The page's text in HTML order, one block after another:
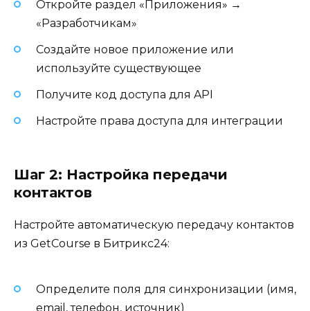
Откройте раздел «Приложения» →
«Разработчикам»
Создайте новое приложение или
используйте существующее
Получите код доступа для API
Настройте права доступа для интеграции
Шаг 2: Настройка передачи
контактов
Настройте автоматическую передачу контактов
из GetCourse в Битрикс24:
Определите поля для синхронизации (имя,
email, телефон, источник)